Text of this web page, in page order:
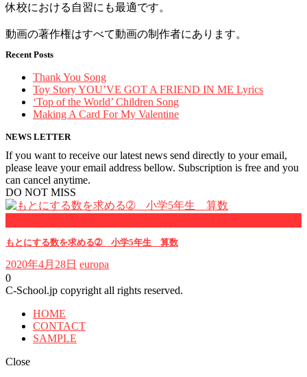
休校における自習にも最適です。
動画の著作権はすべて動画の制作者にあります。
Recent Posts
Thank You Song
Toy Story YOU’VE GOT A FRIEND IN ME Lyrics
‘Top of the World’ Children Song
Making A Card For My Valentine
NEWS LETTER
If you want to receive our latest news send directly to your email,
please leave your email address bellow. Subscription is free and you
can cancel anytime.
DO NOT MISS
もとにする数を求める➁ 小学5年生 算数
2020年4月28日 europa
0
C-School.jp copyright all rights reserved.
HOME
CONTACT
SAMPLE
Close